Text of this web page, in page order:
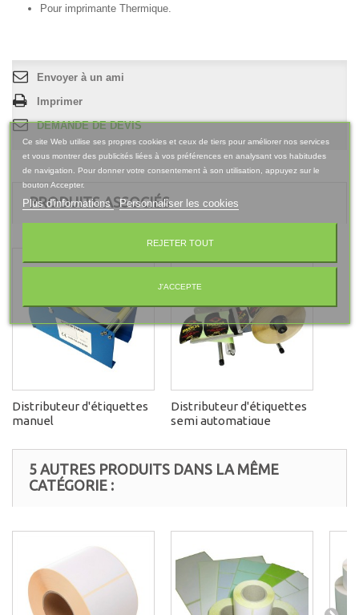
Pour imprimante Thermique.
Envoyer à un ami
Imprimer
DEMANDE DE DEVIS
PRODUITS ASSOCIÉS
Distributeur d'étiquettes
manuel
Distributeur d'étiquettes
semi automatique
5 AUTRES PRODUITS DANS LA MÊME
CATÉGORIE :
Ce site Web utilise ses propres cookies et ceux de tiers pour améliorer nos services
et vous montrer des publicités liées à vos préférences en analysant vos habitudes
de navigation. Pour donner votre consentement à son utilisation, appuyez sur le
bouton Accepter.
Plus d'informations Personnaliser les cookies
REJETER TOUT
J'ACCEPTE